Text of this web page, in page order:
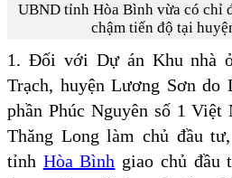
UBND tỉnh Hòa Bình vừa có chỉ
chậm tiến độ tại
1. Đối với Dự án Khu nhà
Trạch, huyện Lương Sơn do
phần Phúc Nguyên số 1
Thăng Long làm chủ đầu
tỉnh Hòa Bình giao chủ đầu